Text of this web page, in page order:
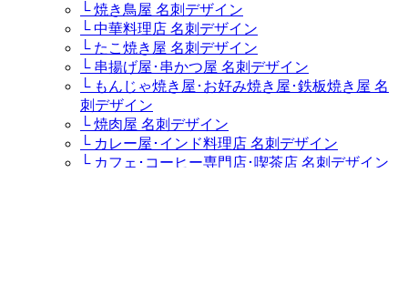
└ 焼き鳥屋 名刺デザイン
└ 中華料理店 名刺デザイン
└ たこ焼き屋 名刺デザイン
└ 串揚げ屋･串かつ屋 名刺デザイン
└ もんじゃ焼き屋･お好み焼き屋･鉄板焼き屋 名
刺デザイン
└ 焼肉屋 名刺デザイン
└ カレー屋･インド料理店 名刺デザイン
└ カフェ･コーヒー専門店･喫茶店 名刺デザイン